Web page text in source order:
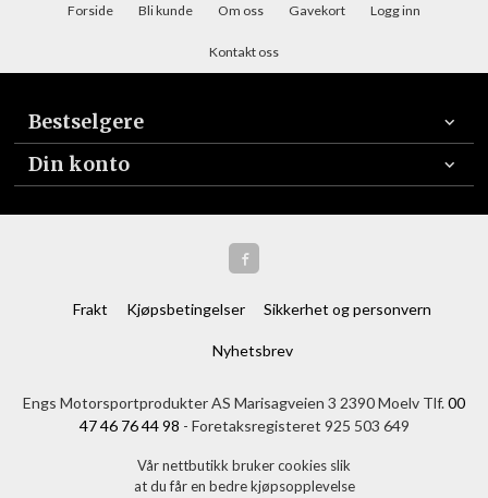
Forside Bli kunde Om oss Gavekort Logg inn
Kontakt oss
Bestselgere
Din konto
Frakt Kjøpsbetingelser Sikkerhet og personvern
Nyhetsbrev
Engs Motorsportprodukter AS Marisagveien 3 2390 Moelv Tlf.00
47 46 76 44 98 - Foretaksregisteret 925 503 649
Vår nettbutikk bruker cookies slik
at du får en bedre kjøpsopplevelse